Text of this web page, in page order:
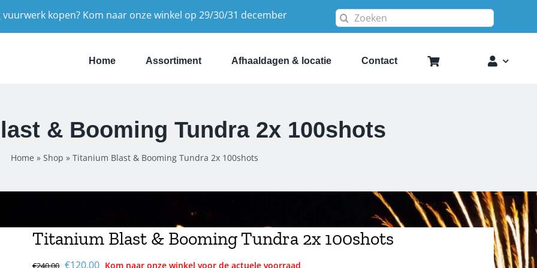
vuurwerk kopen? Kom naar onze winkel op 29/30/31 december
Zoeken
naar:
Home Assortiment Afhaaldagen & locatie Contact
& Booming Tundra 2x 100shots
Home » Shop » Titanium Blast & Booming Tundra 2x 100shots
Titanium Blast & Booming Tundra 2x 100shots
€240.00 Oorspronkelijke
€120.00Huidige